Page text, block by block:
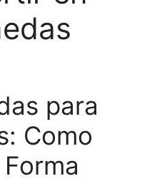
para
Como